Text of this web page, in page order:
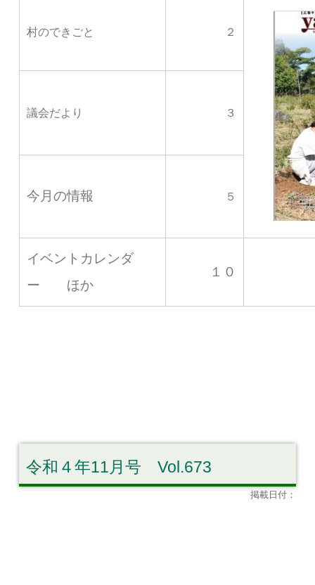
村のできごと ２
議会だより ３
今月の情報 ５
イベントカレンダ
ー ほか
１０
令和４年11月号 Vol.673
掲載日付：